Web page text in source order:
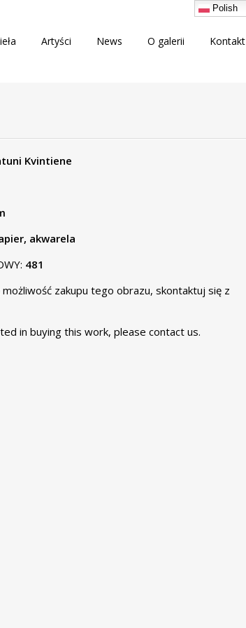
Artyści News O galerii Kontakt
Kvintiene
akwarela
481
możliwość zakupu tego obrazu, skontaktuj się z
in buying this work, please contact us.
Polish